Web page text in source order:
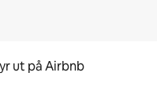
ut på Airbnb